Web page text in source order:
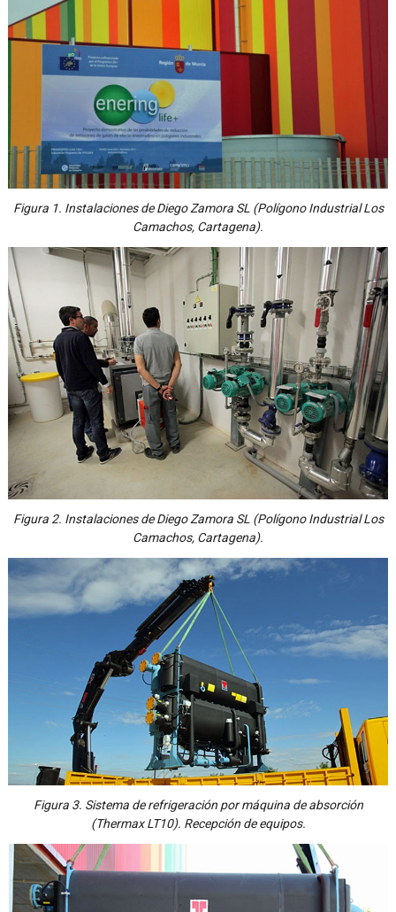
Figura 1. Instalaciones de Diego Zamora SL (Polígono Industrial Los
Camachos, Cartagena).
Figura 2. Instalaciones de Diego Zamora SL (Polígono Industrial Los
Camachos, Cartagena).
Figura 3. Sistema de refrigeración por máquina de absorción
(Thermax LT10). Recepción de equipos.